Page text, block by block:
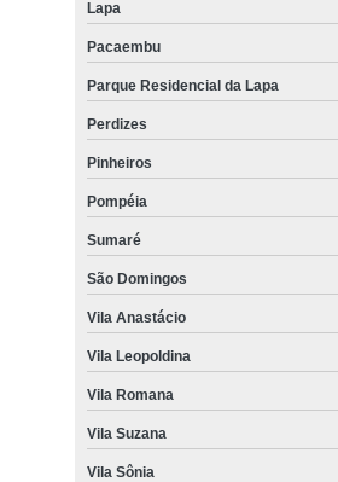
Lapa
Pacaembu
Parque Residencial da Lapa
Perdizes
Pinheiros
Pompéia
Sumaré
São Domingos
Vila Anastácio
Vila Leopoldina
Vila Romana
Vila Suzana
Vila Sônia